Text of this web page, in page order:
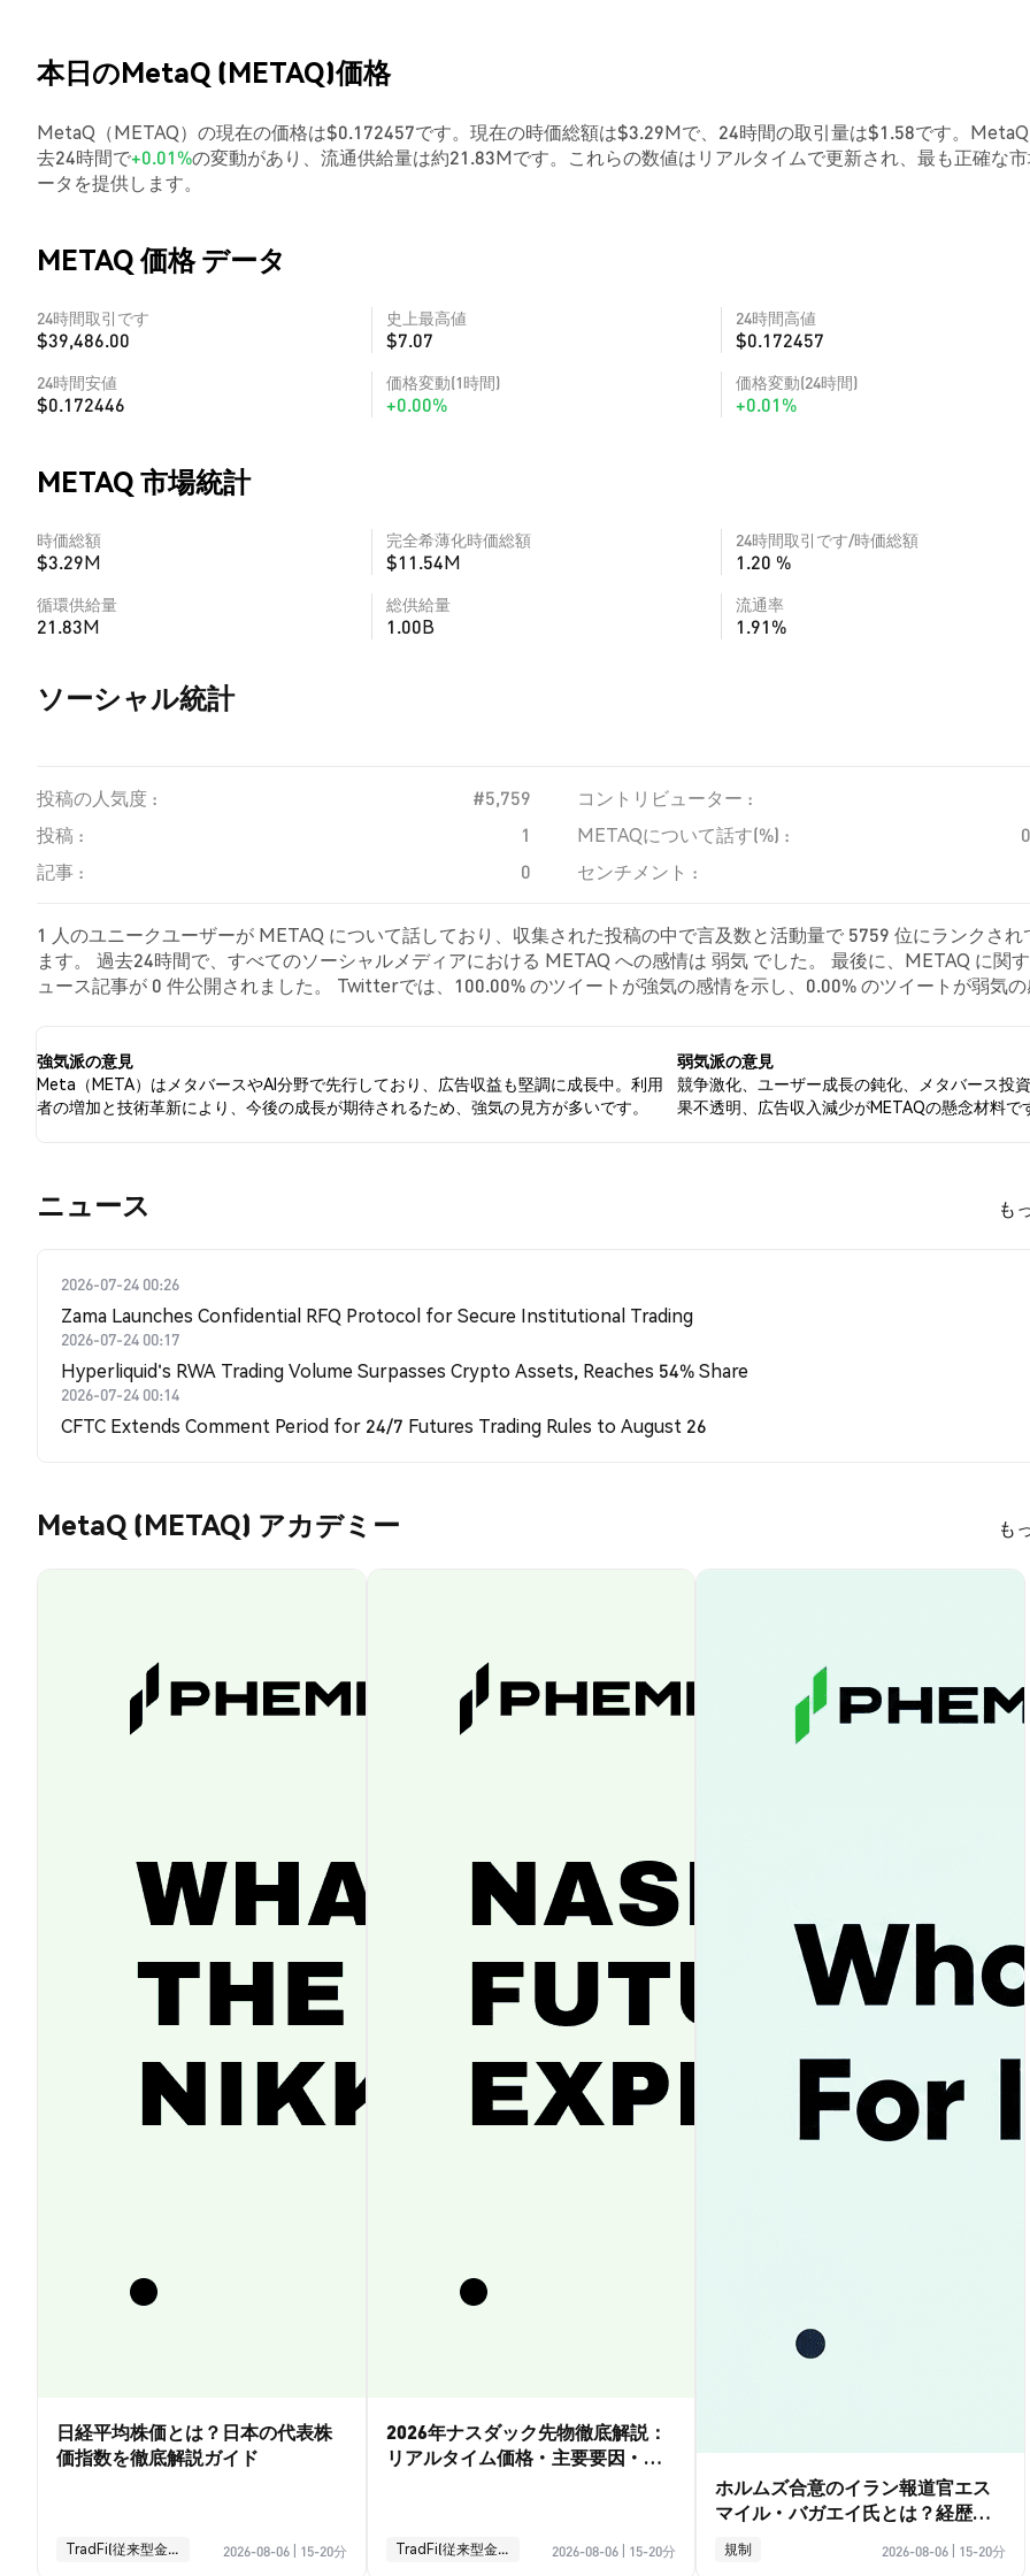
本日のMetaQ (METAQ)価格
MetaQ（METAQ）の現在の価格は$0.172457です。現在の時価総額は$3.29Mで、24時間の取引量は$1.58です。
去24時間で+0.01%の変動があり、流通供給量は約21.83Mです。これらの数値はリアルタイムで更新され、最も正確な
ータを提供します。
METAQ 価格 データ
24時間取引です
$39,486.00
史上最高値
$7.07
24時間高値
$0.172457
24時間安値
$0.172446
価格変動(1時間)
+0.00%
価格変動(24時間)
+0.01%
METAQ 市場統計
時価総額
$3.29M
完全希薄化時価総額
$11.54M
24時間取引です/時価総額
1.20 %
循環供給量
21.83M
総供給量
1.00B
流通率
1.91%
ソーシャル統計
投稿の人気度 : #5,759 コントリビューター :
投稿 :
1 METAQについて話す(%) :
記事 :
0 センチメント :
1 人のユニークユーザーが METAQ について話しており、収集された投稿の中で言及数と活動量で 5759 位にランクされ
ます。 過去24時間で、すべてのソーシャルメディアにおける METAQ への感情は 弱気 でした。 最後に、METAQ に関
ュース記事が 0 件公開されました。 Twitterでは、100.00% のツイートが強気の感情を示し、0.00% のツイートが弱気
強気派の意見
Meta（META）はメタバースやAI分野で先行しており、広告収益も堅調に成長中。利用
者の増加と技術革新により、今後の成長が期待されるため、強気の見方が多いです。
弱気派の意見
競争激化、ユーザー成長の鈍化、メタバース投
果不透明、広告収入減少がMETAQの懸念材料で
​​ニュース​​ も
2026-07-24 00:26
Zama Launches Confidential RFQ Protocol for Secure Institutional Trading
2026-07-24 00:17
Hyperliquid's RWA Trading Volume Surpasses Crypto Assets, Reaches 54% Share
2026-07-24 00:14
CFTC Extends Comment Period for 24/7 Futures Trading Rules to August 26
MetaQ (METAQ) アカデミー も
日経平均株価とは？日本の代表株
価指数を徹底解説ガイド
TradFi(従来型金融) 2026-08-06 15-20分
2026年ナスダック先物徹底解説：
リアルタイム価格・主要要因・取
TradFi(従来型金融) 2026-08-06 15-20分
ホルムズ合意のイラン報道官エス
マイル・バガエイ氏とは？経歴ガ
イド
規制 2026-08-06 15-20分